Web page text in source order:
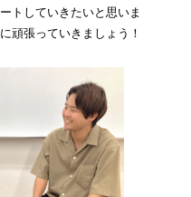
トしていきたいと思いま
頑張っていきましょう！